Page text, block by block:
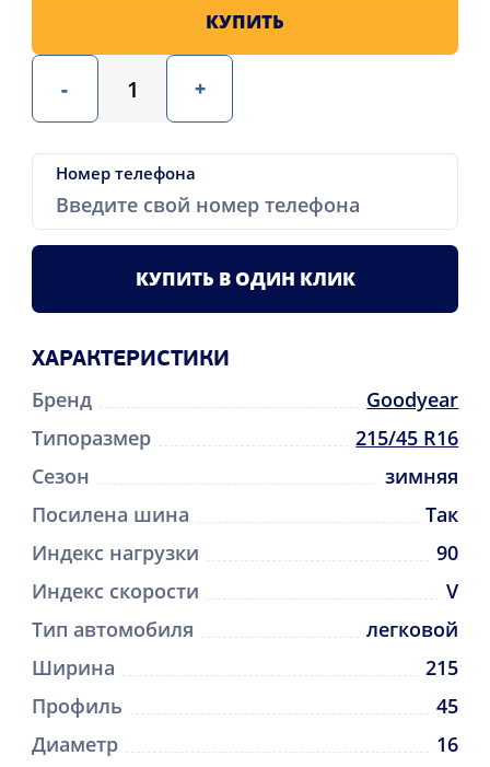
- +
КУПИТЬ
Номер телефона
КУПИТЬ В ОДИН КЛИК
ХАРАКТЕРИСТИКИ
Бренд
Goodyear
Типоразмер
215/45 R16
Сезон
зимняя
Посилена шина
Так
Индекс нагрузки
90
Индекс скорости
V
Тип автомобиля
легковой
Ширина
215
Профиль
45
Диаметр
16